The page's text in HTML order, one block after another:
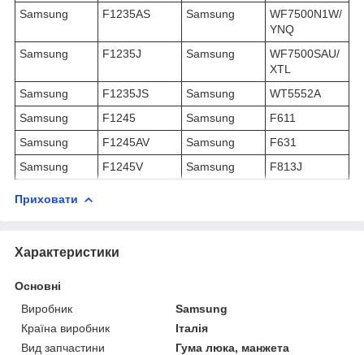
Samsung
F1235AS Samsung
WF7500N1W/
YNQ
Samsung
F1235J Samsung
WF7500SAU/
XTL
Samsung
F1235JS Samsung
WT5552A
Samsung
F1245 Samsung
F611
Samsung
F1245AV Samsung
F631
Samsung
F1245V Samsung F813J
Приховати
Характеристики
Основні
Виробник
Samsung
Країна виробник
Італія
Вид запчастини
Гума люка, манжета